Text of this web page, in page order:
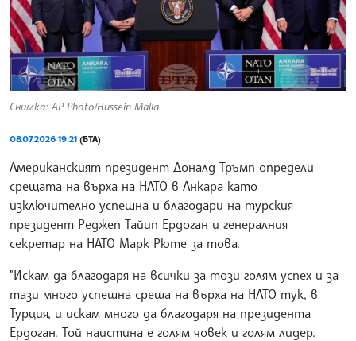
Снимка: AP Photo/Hussein Malla
08.07.2026 19:21 (БТА)
Американският президент Доналд Тръмп определи
срещата на върха на НАТО в Анкара като
изключително успешна и благодари на турския
президент Реджеп Тайип Ердоган и генералния
секретар на НАТО Марк Рюте за това.
"Искам да благодаря на всички за този голям успех и за
тази много успешна среща на върха на НАТО тук, в
Турция, и искам много да благодаря на президента
Ердоган. Той наистина е голям човек и голям лидер.